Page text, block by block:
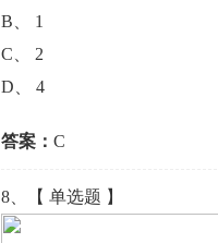
B
1
C
2
D
4
答案： C
8 、【 单选题 】